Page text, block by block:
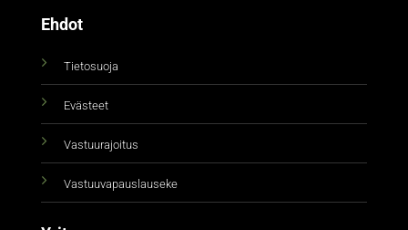
Ehdot
Tietosuoja
Evästeet
Vastuurajoitus
Vastuuvapauslauseke